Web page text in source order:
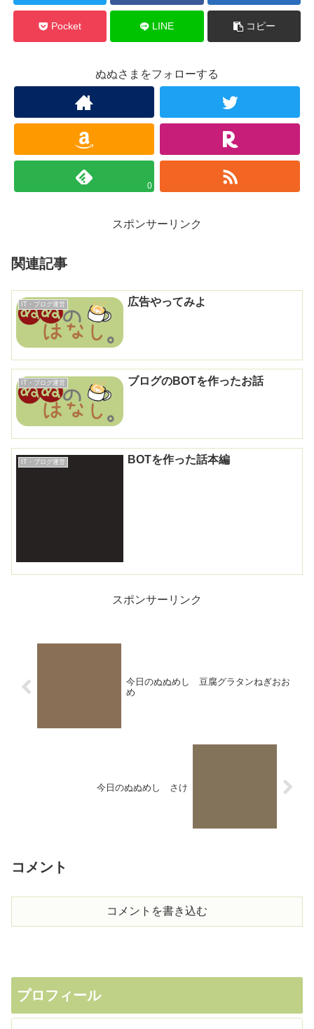
Pocket LINE コピー
ぬぬさまをフォローする
0
スポンサーリンク
関連記事
IT・ブログ運営 広告やってみよ
IT・ブログ運営 ブログのBOTを作ったお話
IT・ブログ運営 BOTを作った話本編
スポンサーリンク
今日のぬぬめし 豆腐グラタンねぎおお
め
今日のぬぬめし さけ
コメント
コメントを書き込む
プロフィール